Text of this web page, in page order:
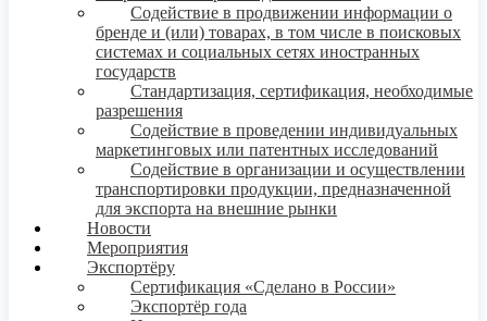
Содействие в продвижении информации о
бренде и (или) товарах, в том числе в поисковых
системах и социальных сетях иностранных
государств
Стандартизация, сертификация, необходимые
разрешения
Содействие в проведении индивидуальных
маркетинговых или патентных исследований
Содействие в организации и осуществлении
транспортировки продукции, предназначенной
для экспорта на внешние рынки
Новости
Мероприятия
Экспортёру
Сертификация «Сделано в России»
Экспортёр года